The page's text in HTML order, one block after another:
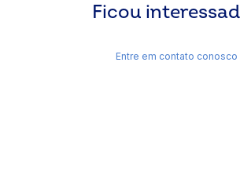
Ficou
Entre em contato conosco